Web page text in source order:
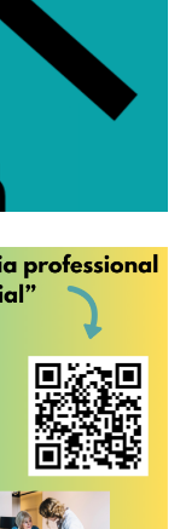
De 65
I De Les